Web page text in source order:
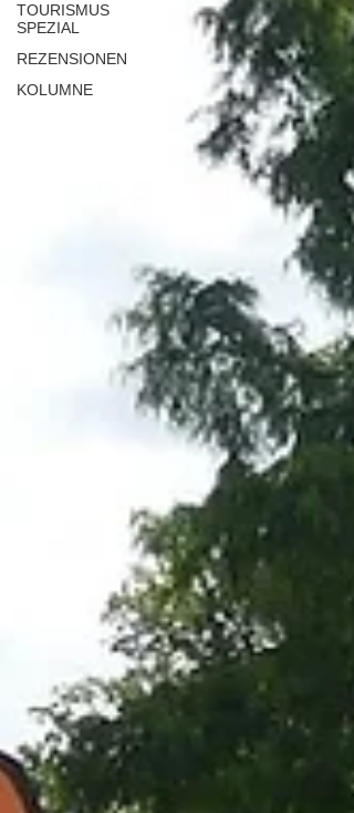
TOURISMUS
SPEZIAL
REZENSIONEN
KOLUMNE